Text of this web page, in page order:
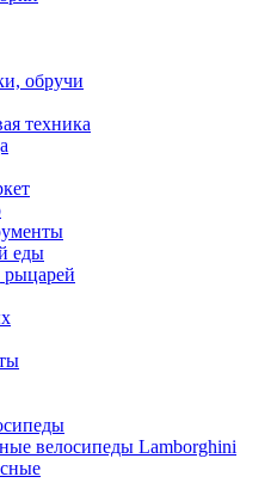
обручи
техника
еды
рыцарей
велосипеды Lamborghini